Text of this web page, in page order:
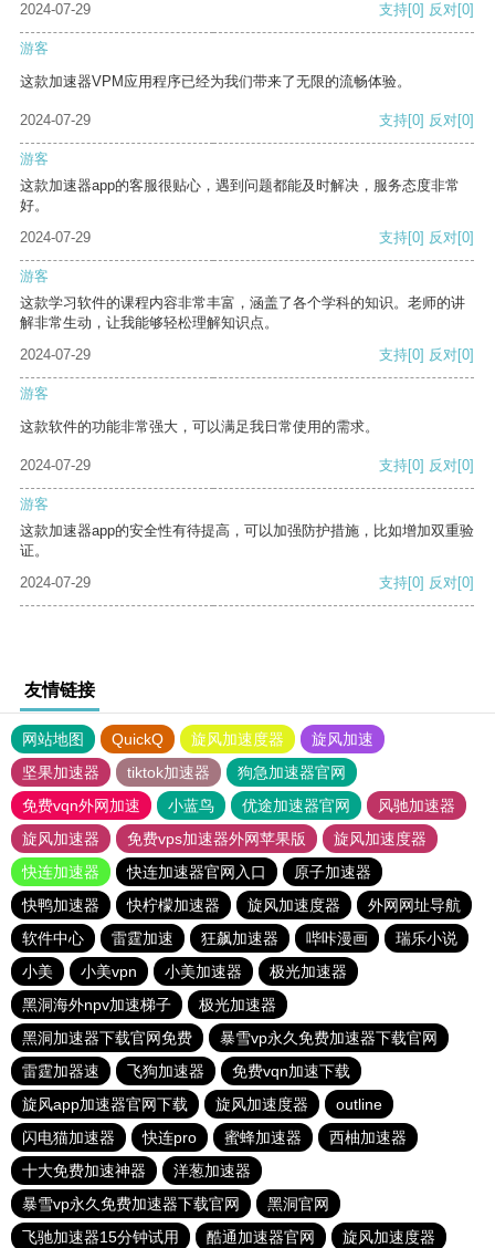
2024-07-29
支持[0] 反对[0]
游客
这款加速器VPM应用程序已经为我们带来了无限的流畅体验。
2024-07-29 支持[0] 反对[0]
游客
这款加速器app的客服很贴心，遇到问题都能及时解决，服务态度非常
好。
2024-07-29
支持[0] 反对[0]
游客
这款学习软件的课程内容非常丰富，涵盖了各个学科的知识。老师的讲
解非常生动，让我能够轻松理解知识点。
2024-07-29
支持[0] 反对[0]
游客
这款软件的功能非常强大，可以满足我日常使用的需求。
2024-07-29 支持[0] 反对[0]
游客
这款加速器app的安全性有待提高，可以加强防护措施，比如增加双重验
证。
2024-07-29
支持[0] 反对[0]
友情链接
网站地图 QuickQ 旋风加速度器
旋风加速
坚果加速器
tiktok加速器
狗急加速器官网
免费vqn外网加速
小蓝鸟 优途加速器官网
风驰加速器
旋风加速器
免费vps加速器外网苹果版
旋风加速度器
快连加速器
快连加速器官网入口
原子加速器
快鸭加速器
快柠檬加速器 旋风加速度器
外网网址导航
软件中心
雷霆加速 狂飙加速器 哔咔漫画
瑞乐小说
小美
小美vpn 小美加速器
极光加速器
黑洞海外npv加速梯子
极光加速器
黑洞加速器下载官网免费
暴雪vp永久免费加速器下载官网
雷霆加器速
飞狗加速器
免费vqn加速下载
旋风app加速器官网下载
旋风加速度器
outline
闪电猫加速器
快连pro 蜜蜂加速器
西柚加速器
十大免费加速神器
洋葱加速器
暴雪vp永久免费加速器下载官网
黑洞官网
飞驰加速器15分钟试用
酷通加速器官网 旋风加速度器